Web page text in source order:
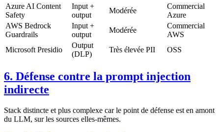
Azure AI Content
Safety
Input +
output
Modérée
Commercial
Azure
AWS Bedrock
Guardrails
Input +
output
Modérée
Commercial
AWS
Microsoft Presidio
Output
(DLP)
Très élevée PII OSS
6. Défense contre la prompt injection
indirecte
Stack distincte et plus complexe car le point de défense est en amont
du LLM, sur les sources elles-mêmes.